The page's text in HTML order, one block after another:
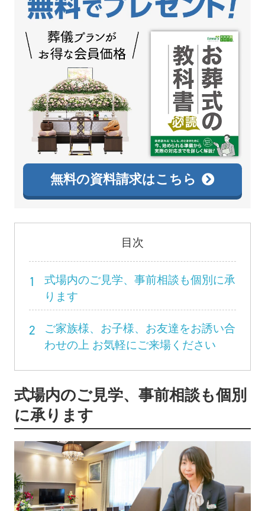
無料の資料請求はこちら
目次
1
式場内のご見学、事前相談も個別に承
ります
2
ご家族様、お子様、お友達をお誘い合
わせの上 お気軽にご来場ください
式場内のご見学、事前相談も個別
に承ります